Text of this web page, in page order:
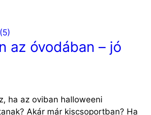
az óvodában – jó
ha az oviban halloweeni
Akár már kiscsoportban? Ha